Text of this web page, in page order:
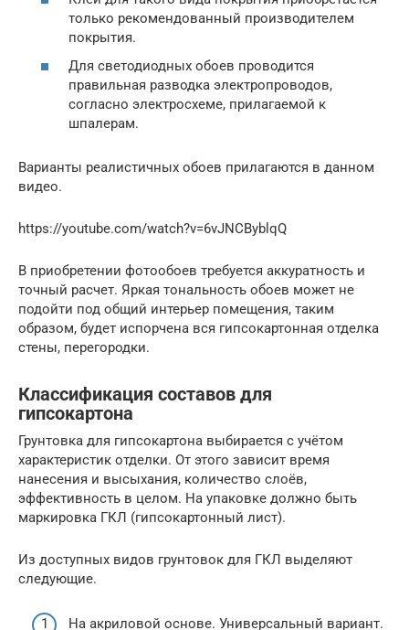
только рекомендованный производителем
покрытия.
Для светодиодных обоев проводится
правильная разводка электропроводов,
согласно электросхеме, прилагаемой к
шпалерам.
Варианты реалистичных обоев прилагаются в данном
видео.
https://youtube.com/watch?v=6vJNCByblqQ
В приобретении фотообоев требуется аккуратность и
точный расчет. Яркая тональность обоев может не
подойти под общий интерьер помещения, таким
образом, будет испорчена вся гипсокартонная отделка
стены, перегородки.
Классификация составов для
гипсокартона
Грунтовка для гипсокартона выбирается с учётом
характеристик отделки. От этого зависит время
нанесения и высыхания, количество слоёв,
эффективность в целом. На упаковке должно быть
маркировка ГКЛ (гипсокартонный лист).
Из доступных видов грунтовок для ГКЛ выделяют
следующие.
На акриловой основе. Универсальный вариант.